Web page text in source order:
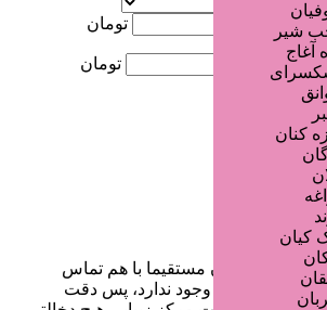
شیر
آغاج
کنان
کیان
تومان
تومان
زیبایی کاربران مستقیما با هم تماس
در این میان وجود ندارد، پس دقت